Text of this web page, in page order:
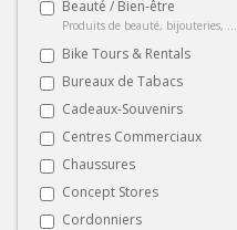
Beauté / Bien-être
Produits de beauté, bijouteries, ...
Bike Tours & Rentals
Bureaux de Tabacs
Cadeaux-Souvenirs
Centres Commerciaux
Chaussures
Concept Stores
Cordonniers